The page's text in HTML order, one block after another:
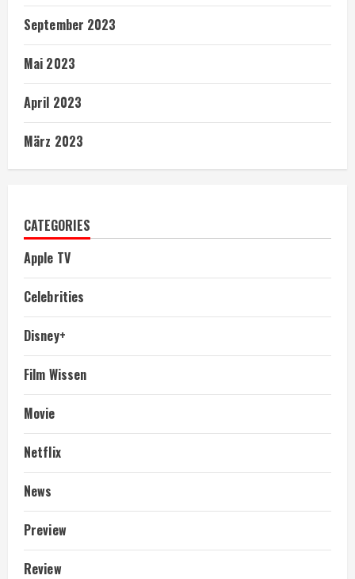
September 2023
Mai 2023
April 2023
März 2023
CATEGORIES
Apple TV
Celebrities
Disney+
Film Wissen
Movie
Netflix
News
Preview
Review